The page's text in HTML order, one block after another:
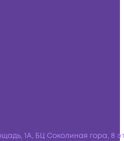
1А, БЦ Соколиная гора, 8